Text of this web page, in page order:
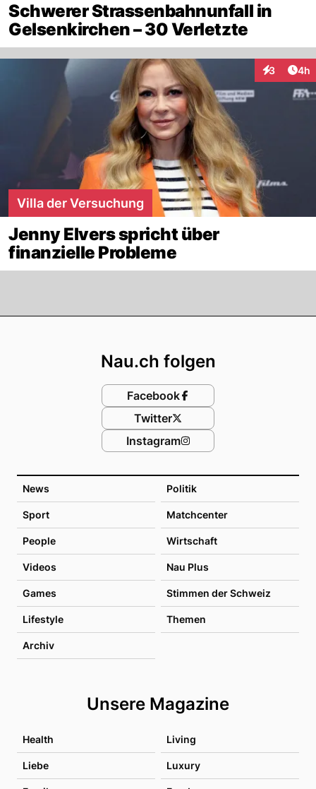
Schwerer Strassenbahnunfall in
Gelsenkirchen – 30 Verletzte
3 4h
Villa der Versuchung
Jenny Elvers spricht über
finanzielle Probleme
News Politik
Sport Matchcenter
People Wirtschaft
Videos Nau Plus
Games Stimmen der Schweiz
Lifestyle Themen
Archiv
Unsere Magazine
Health Living
Liebe Luxury
Nau.ch folgen
Facebook
Twitter
Instagram